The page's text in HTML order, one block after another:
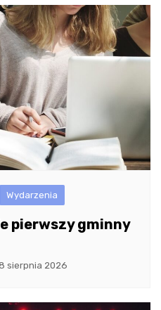
Wydarzenia
pierwszy gminny
sierpnia 2026